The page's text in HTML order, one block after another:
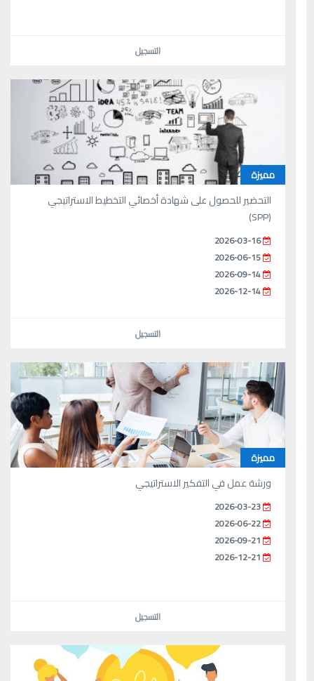
التسجيل
مميزة
التحضير للحصول على شهادة أخصائي التخطيط الاستراتيجي
(SPP)
2026-03-16
2026-06-15
2026-09-14
2026-12-14
التسجيل
مميزة
ورشة عمل في التفكير الاستراتيجي
2026-03-23
2026-06-22
2026-09-21
2026-12-21
التسجيل